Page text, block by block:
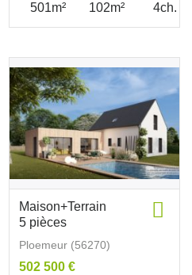
501m² 102m² 4ch.
Maison+Terrain
5 pièces
Ploemeur (56270)
502 500 €